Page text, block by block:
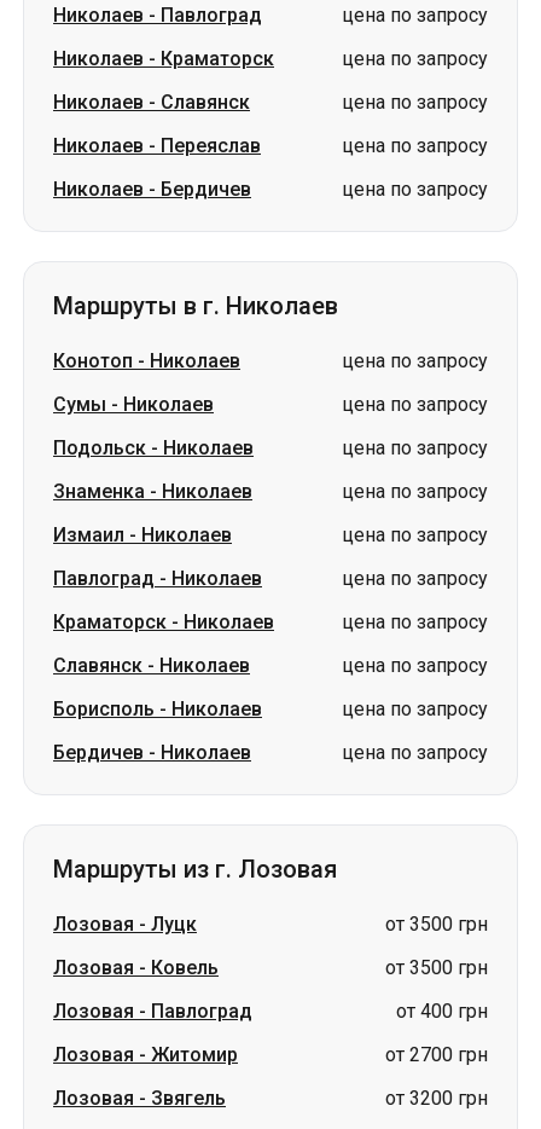
Николаев - Павлоград
цена по запросу
Николаев - Краматорск
цена по запросу
Николаев - Славянск
цена по запросу
Николаев - Переяслав
цена по запросу
Николаев - Бердичев цена по запросу
Маршруты в г. Николаев
Конотоп - Николаев
цена по запросу
Сумы - Николаев
цена по запросу
Подольск - Николаев
цена по запросу
Знаменка - Николаев
цена по запросу
Измаил - Николаев
цена по запросу
Павлоград - Николаев
цена по запросу
Краматорск - Николаев
цена по запросу
Славянск - Николаев
цена по запросу
Борисполь - Николаев
цена по запросу
Бердичев - Николаев цена по запросу
Маршруты из г. Лозовая
Лозовая - Луцк
от 3500 грн
Лозовая - Ковель
от 3500 грн
Лозовая - Павлоград
от 400 грн
Лозовая - Житомир
от 2700 грн
Лозовая - Звягель
от 3200 грн